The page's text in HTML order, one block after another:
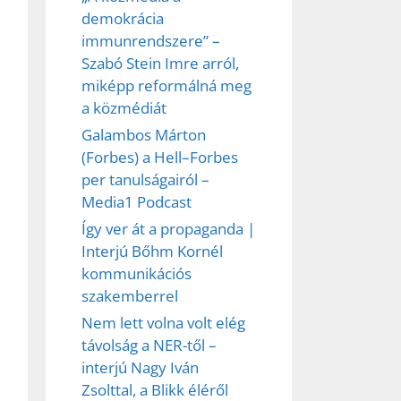
demokrácia
immunrendszere” –
Szabó Stein Imre arról,
miképp reformálná meg
a közmédiát
Galambos Márton
(Forbes) a Hell–Forbes
per tanulságairól –
Media1 Podcast
Így ver át a propaganda |
Interjú Bőhm Kornél
kommunikációs
szakemberrel
Nem lett volna volt elég
távolság a NER-től –
interjú Nagy Iván
Zsolttal, a Blikk éléről